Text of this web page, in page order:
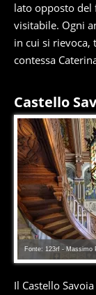
lato opposto del
visitabile. Ogni
in cui si rievoca,
contessa
Castello
Fonte: 123rf - Massimo
Il Castello